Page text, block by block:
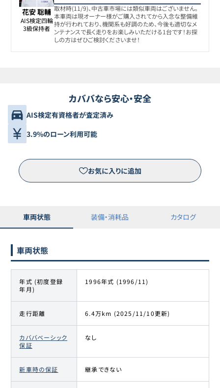
花安 聡輔
AIS検定四輪
3級保持者
取材時(11/9)、中古車市場には類似車両はございません。
本車両は現オーナー様がご購入されてから入念な整備維
持が行われており、機関系も好調のため、今後も適切なメ
ンテナンスで長く走りをお楽しみいただける1台です！お探
しの方はぜひご検討くださいませ！
カババなら安心・安全
AIS検定有資格者が査定済み
3.9%のローン利用可能
お気に入りに追加
車両状態 装備・消耗品 カタログ
車両状態
年式 (初度登録
年月)
1996年式 (1996/11)
走行距離 6.4万km (2025/11/10更新)
カババベーシック
保証
なし
新車時の保証 継承できない